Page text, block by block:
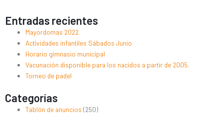
Entradas recientes
Mayordomas 2022
Actividades infantiles Sábados Junio
Horario gimnasio municipal
Vacunación disponible para los nacidos a partir de 2005.
Torneo de padel
Categorías
Tablón de anuncios (250)